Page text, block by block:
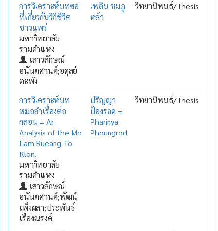
การวิเคราะห์บทซอ
ที่เกี่ยวกับวิถีชีวิต
ชาวแพร่
มหาวิทยาลัย
รามคำแหง
เสาวลักษณ์
อนันตศานต์;อดุลย์
ตะพัง
เพลิน ชมภู
หล้า
วิทยานิพนธ์/Thesis
การวิเคราะห์บท
หมอลำเรื่องต่อ
กลอน = An
Analysis of the Mo
Lam Rueang To
Klon.
มหาวิทยาลัย
รามคำแหง
เสาวลักษณ์
อนันตศานต์;พัฒน์
เพ็งผลา;ประพันธ์
เรืองณรงค์
ปริญญา
ป้องรอด =
Pharinya
Phoungrod
วิทยานิพนธ์/Thesis